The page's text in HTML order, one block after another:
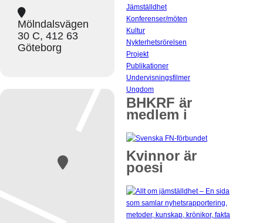
Mölndalsvägen
30 C, 412 63
Göteborg
Jämställdhet
Konferenser/möten
Kultur
Nykterhetsrörelsen
Projekt
Publikationer
Undervisningsfilmer
Ungdom
BHKRF är
medlem i
Kvinnor är
poesi